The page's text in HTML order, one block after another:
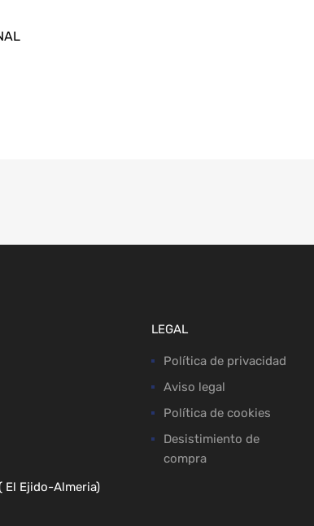
El Ejido-Almeria)
LEGAL
Política de privacidad
Aviso legal
Política de cookies
Desistimiento de
compra